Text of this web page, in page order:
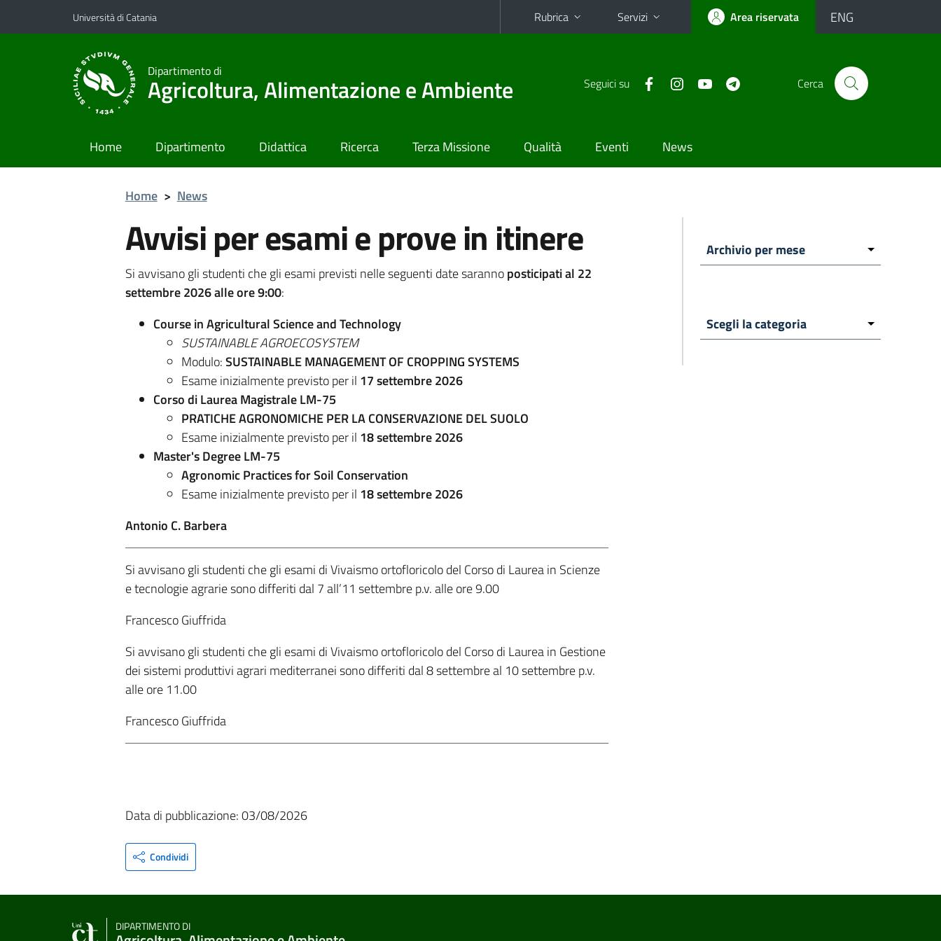
Vai al contenuto principale
Vai al menu di navigazione
Università di Catania Rubrica Servizi Area riservata ENG
Dipartimento di
Agricoltura, Alimentazione e Ambiente Seguici su Cerca
Home Dipartimento Didattica Ricerca Terza Missione Qualità Eventi News
Home > News
Avvisi per esami e prove in itinere
Si avvisano gli studenti che gli esami previsti nelle seguenti date sarannoposticipati al 22
settembre 2026 alle ore 9:00:
Course in Agricultural Science and Technology
SUSTAINABLE AGROECOSYSTEM
Modulo:SUSTAINABLE MANAGEMENT OF CROPPING SYSTEMS
Esame inizialmente previsto per il 17 settembre 2026
Corso di Laurea Magistrale LM-75
PRATICHE AGRONOMICHE PER LA CONSERVAZIONE DEL SUOLO
Esame inizialmente previsto per il 18 settembre 2026
Master's Degree LM-75
Agronomic Practices for Soil Conservation
Esame inizialmente previsto per il 18 settembre 2026
Antonio C. Barbera
Si avvisano gli studenti che gli esami di Vivaismo ortofloricolo del Corso di Laurea in Scienze
e tecnologie agrarie sono differiti dal 7 all’11 settembre p.v. alle ore 9.00
Francesco Giuffrida
Si avvisano gli studenti che gli esami di Vivaismo ortofloricolo del Corso di Laurea in Gestione
dei sistemi produttivi agrari mediterranei sono differiti dal 8 settembre al 10 settembre p.v.
alle ore 11.00
Francesco Giuffrida
Data di pubblicazione: 03/08/2026
Condividi
DIPARTIMENTO DI